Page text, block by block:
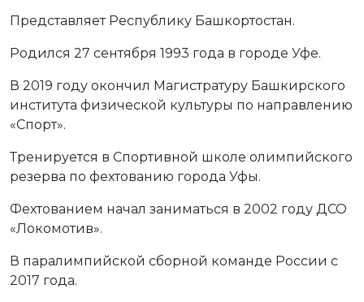
Представляет Республику Башкортостан.
Родился 27 сентября 1993 года в городе Уфе.
В 2019 году окончил Магистратуру Башкирского
института физической культуры по направлению
«Спорт».
Тренируется в Спортивной школе олимпийского
резерва по фехтованию города Уфы.
Фехтованием начал заниматься в 2002 году ДСО
«Локомотив».
В паралимпийской сборной команде России с
2017 года.